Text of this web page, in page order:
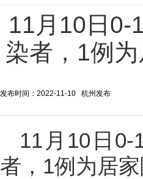
11月10日0-
染者，1例
发布时间：2022-11-10 杭州发布
11月10日
者，1例为居